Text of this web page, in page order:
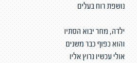
נושפת רוח בעלים
ילדה, מחר יבוא הסתיו
והוא כפוף כבר משנים
אולי עכשיו נרוץ אליו